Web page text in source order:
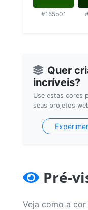
#155b01
Quer
incríveis?
Use estas cores
seus projetos
Pré-
Veja como a cor